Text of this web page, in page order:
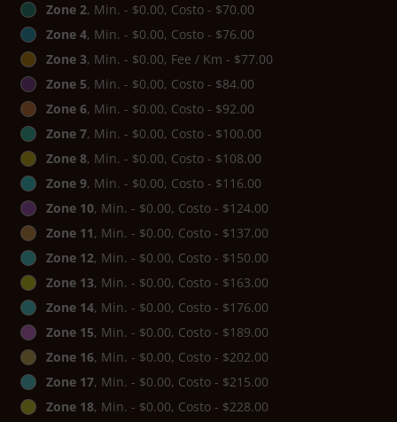
Zone 2, Min. - $0.00, Costo - $70.00
Zone 4, Min. - $0.00, Costo - $76.00
Zone 3, Min. - $0.00, Fee / Km - $77.00
Zone 5, Min. - $0.00, Costo - $84.00
Zone 6, Min. - $0.00, Costo - $92.00
Zone 7, Min. - $0.00, Costo - $100.00
Zone 8, Min. - $0.00, Costo - $108.00
Zone 9, Min. - $0.00, Costo - $116.00
Zone 10, Min. - $0.00, Costo - $124.00
Zone 11, Min. - $0.00, Costo - $137.00
Zone 12, Min. - $0.00, Costo - $150.00
Zone 13, Min. - $0.00, Costo - $163.00
Zone 14, Min. - $0.00, Costo - $176.00
Zone 15, Min. - $0.00, Costo - $189.00
Zone 16, Min. - $0.00, Costo - $202.00
Zone 17, Min. - $0.00, Costo - $215.00
Zone 18, Min. - $0.00, Costo - $228.00